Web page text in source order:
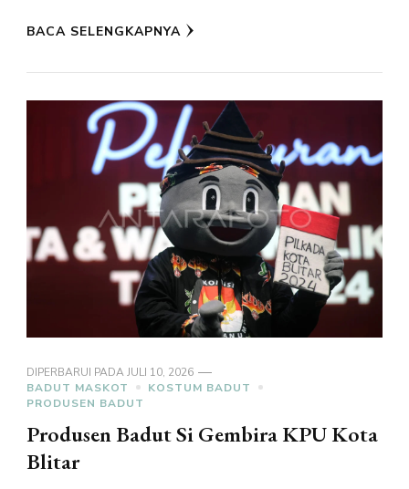
BACA SELENGKAPNYA
DIPERBARUI PADAJULI 10, 2026
BADUT MASKOT
KOSTUM BADUT
PRODUSEN BADUT
Produsen Badut Si Gembira KPU Kota
Blitar